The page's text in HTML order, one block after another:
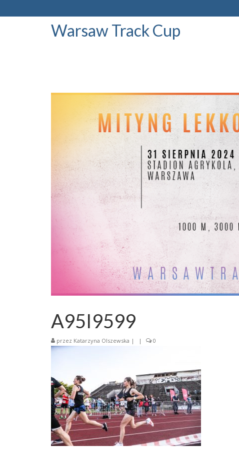
Warsaw Track Cup
A95I9599
przez Katarzyna Olszewska | | 0